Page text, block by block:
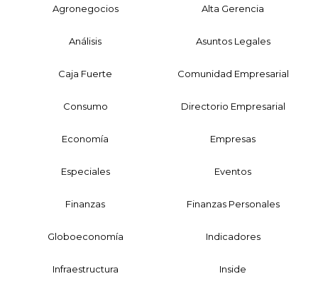
Agronegocios Alta Gerencia
Análisis Asuntos Legales
Caja Fuerte Comunidad Empresarial
Consumo Directorio Empresarial
Economía Empresas
Especiales Eventos
Finanzas Finanzas Personales
Globoeconomía Indicadores
Infraestructura Inside